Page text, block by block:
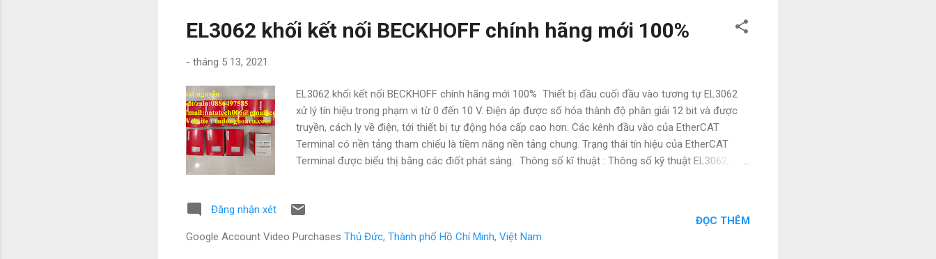
EL3062 khối kết nối BECKHOFF chính hãng mới 100%
- tháng 5 13, 2021
EL3062 khối kết nối BECKHOFF chính hãng mới 100% Thiết bị đầu cuối đầu vào tương tự EL3062
xử lý tín hiệu trong phạm vi từ 0 đến 10 V. Điện áp được số hóa thành độ phân giải 12 bit và được
truyền, cách ly về điện, tới thiết bị tự động hóa cấp cao hơn. Các kênh đầu vào của EtherCAT
Terminal có nền tảng tham chiếu là tiềm năng nền tảng chung. Trạng thái tín hiệu của EtherCAT
Terminal được biểu thị bằng các điốt phát sáng. Thông số kĩ thuật : Thông số kỹ thuật EL3062,
vào 1 kHz Độ bền điện môi tối đa. 30 V Thời gian chuyển đổi 0,625 ms cài đặt mặc định, có thể
định cấu hình, ghép kênh Độ phân giải 12 bit (bản trình bày 16 bit bao gồm dấu) NATATECH công ty
chuyên cung cấp các thiết bị điện – điện tử , tự động hóa nhập khẩu mới 100% , thế manh của
Đăng nhận xét
Google Account Video Purchases Thủ Đức, Thành phố Hồ Chí Minh, Việt Nam
ĐỌC THÊM